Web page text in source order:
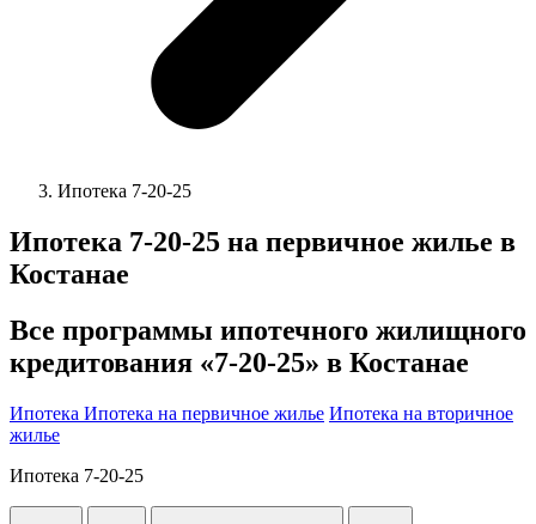
Ипотека 7-20-25
Ипотека 7-20-25 на первичное жилье в
Костанае
Все программы ипотечного жилищного
кредитования «7-20-25» в Костанае
Ипотека Ипотека на первичное жилье Ипотека на вторичное
жилье
Ипотека 7-20-25